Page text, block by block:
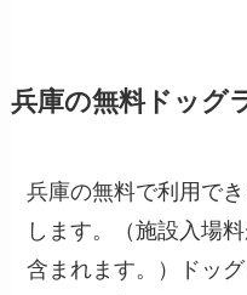
兵庫の無料ドッグ
兵庫の無料で利用で
します。（施設入場
含まれます。）ドッ